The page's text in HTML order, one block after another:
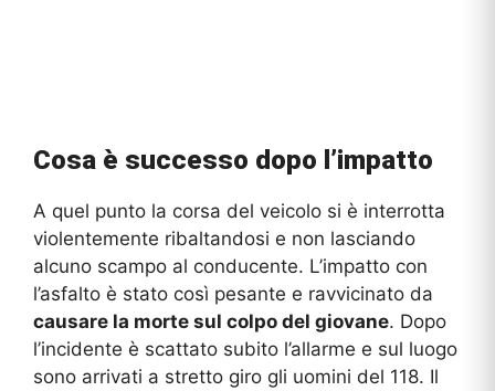
Cosa è successo dopo l’impatto
A quel punto la corsa del veicolo si è interrotta
violentemente ribaltandosi e non lasciando
alcuno scampo al conducente. L’impatto con
l’asfalto è stato così pesante e ravvicinato da
causare la morte sul colpo del giovane. Dopo
l’incidente è scattato subito l’allarme e sul luogo
sono arrivati a stretto giro gli uomini del 118. Il